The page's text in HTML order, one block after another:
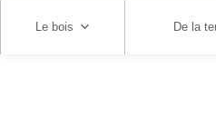
Le bois De la